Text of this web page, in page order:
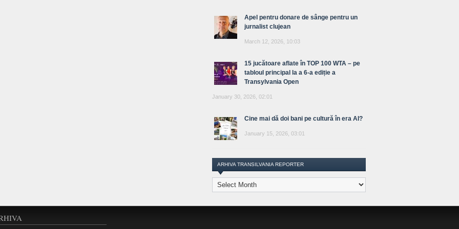
Apel pentru donare de sânge pentru un
jurnalist clujean
March 12, 2026, 10:03
15 jucătoare aflate în TOP 100 WTA – pe
tabloul principal la a 6-a ediție a
Transylvania Open
January 30, 2026, 02:01
Cine mai dă doi bani pe cultură în era AI?
January 15, 2026, 03:01
ARHIVA TRANSILVANIA REPORTER
Arhiva
Transilvania